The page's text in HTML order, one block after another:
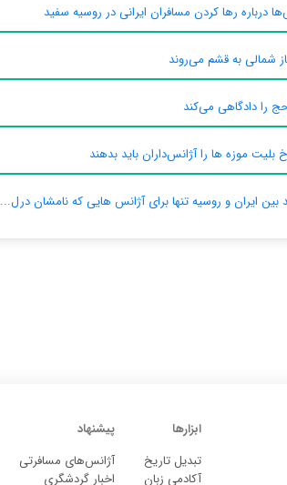
درباره رها کردن مسافران ایرانی در روسیه سفید
شمالی به قشم می‌روند
بلیت موزه ها را آژانس‌داران باید بدهند
بین ایران و روسیه تنها برای آژانس‌ هایی که نامشان درل...
ابزارها
تبدیل تاریخ
آکادمی زبان
پیشنهاد
آژانس‌های مسافرتی
اخبار گردشگری